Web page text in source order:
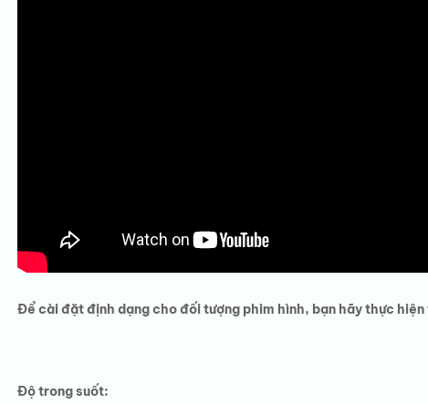
Để cài đặt định dạng cho đối tượng phim hình, bạn hãy thực hiện
Độ trong suốt: